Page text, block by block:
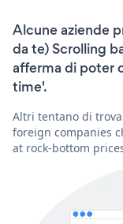
Alcune aziende
da te) Scrolling
afferma di poter
time'.
Altri tentano di
foreign companies
at rock-bottom